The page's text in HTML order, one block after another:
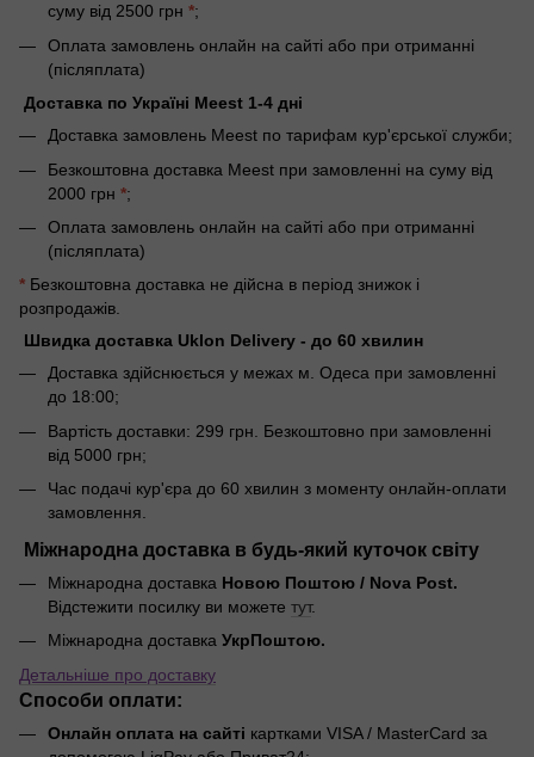
суму від 2500 грн *;
Оплата замовлень онлайн на сайті або при отриманні
(післяплата)
Доставка по Україні Meest 1-4 дні
Доставка замовлень Meest по тарифам кур'єрської служби;
Безкоштовна доставка Meest при замовленні на суму від
2000 грн *;
Оплата замовлень онлайн на сайті або при отриманні
(післяплата)
* Безкоштовна доставка не дійсна в період знижок і
розпродажів.
Швидка доставка Uklon Delivery - до 60 хвилин
Доставка здійснюється у межах м. Одеса при замовленні
до 18:00;
Вартість доставки: 299 грн. Безкоштовно при замовленні
від 5000 грн;
Час подачі кур'єра до 60 хвилин з моменту онлайн-оплати
замовлення.
Міжнародна доставка в будь-який куточок світу
Міжнародна доставка Новою Поштою / Nova Post.
Відстежити посилку ви можете тут.
Міжнародна доставка УкрПоштою.
Детальніше про доставку
Способи оплати:
Онлайн оплата на сайті картками VISA / MasterCard за